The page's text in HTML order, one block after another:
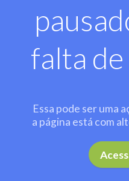
falta
Essa pode ser uma
a página está com